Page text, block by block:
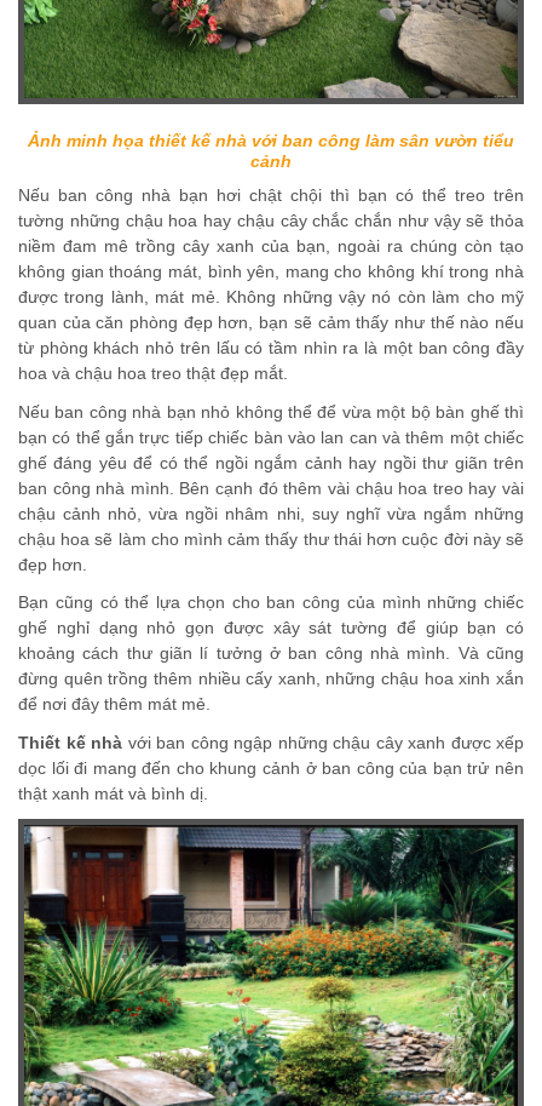
Ảnh minh họa thiết kế nhà với ban công làm sân vườn tiểu
cảnh
Nếu ban công nhà bạn hơi chật chội thì bạn có thể treo trên
tường những chậu hoa hay chậu cây chắc chắn như vậy sẽ thỏa
niềm đam mê trồng cây xanh của bạn, ngoài ra chúng còn tạo
không gian thoáng mát, bình yên, mang cho không khí trong nhà
được trong lành, mát mẻ. Không những vậy nó còn làm cho mỹ
quan của căn phòng đẹp hơn, bạn sẽ cảm thấy như thế nào nếu
từ phòng khách nhỏ trên lấu có tầm nhìn ra là một ban công đầy
hoa và chậu hoa treo thật đẹp mắt.
Nếu ban công nhà bạn nhỏ không thể để vừa một bộ bàn ghế thì
bạn có thể gắn trực tiếp chiếc bàn vào lan can và thêm một chiếc
ghế đáng yêu để có thể ngồi ngắm cảnh hay ngồi thư giãn trên
ban công nhà mình. Bên cạnh đó thêm vài chậu hoa treo hay vài
chậu cảnh nhỏ, vừa ngồi nhâm nhi, suy nghĩ vừa ngắm những
chậu hoa sẽ làm cho mình cảm thấy thư thái hơn cuộc đời này sẽ
đẹp hơn.
Bạn cũng có thể lựa chọn cho ban công của mình những chiếc
ghế nghỉ dạng nhỏ gọn được xây sát tường để giúp bạn có
khoảng cách thư giãn lí tưởng ở ban công nhà mình. Và cũng
đừng quên trồng thêm nhiều cấy xanh, những chậu hoa xinh xắn
để nơi đây thêm mát mẻ.
Thiết kế nhà với ban công ngập những chậu cây xanh được xếp
dọc lối đi mang đến cho khung cảnh ở ban công của bạn trử nên
thật xanh mát và bình dị.